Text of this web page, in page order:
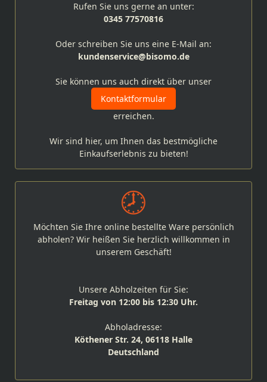
Rufen Sie uns gerne an unter:
0345 77570816
Oder schreiben Sie uns eine E-Mail an:
kundenservice@bisomo.de
Sie können uns auch direkt über unser
Kontaktformular
erreichen.
Wir sind hier, um Ihnen das bestmögliche
Einkaufserlebnis zu bieten!
Möchten Sie Ihre online bestellte Ware persönlich
abholen? Wir heißen Sie herzlich willkommen in
unserem Geschäft!
Unsere Abholzeiten für Sie:
Freitag von 12:00 bis 12:30 Uhr.
Abholadresse:
Köthener Str. 24, 06118 Halle
Deutschland